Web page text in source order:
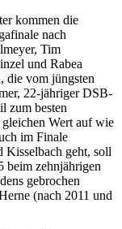
kommen die
nach
Tim
und Rabea
die vom jüngsten
22-jähriger DSB-
zum besten
Wert auf wie
im Finale
Kisselbach geht, soll
beim zehnjährigen
gebrochen
(nach 2011 und